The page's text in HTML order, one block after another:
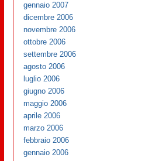
gennaio 2007
dicembre 2006
novembre 2006
ottobre 2006
settembre 2006
agosto 2006
luglio 2006
giugno 2006
maggio 2006
aprile 2006
marzo 2006
febbraio 2006
gennaio 2006